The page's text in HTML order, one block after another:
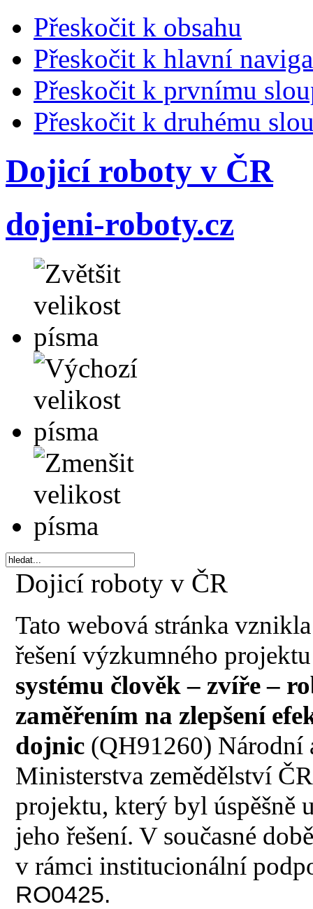
Přeskočit k obsahu
Přeskočit k hlavní
Přeskočit k prvnímu
Přeskočit k druhému
Dojicí roboty v ČR
dojeni-roboty.cz
Dojicí roboty v ČR
Tato webová stránka
řešení výzkumného
systému člověk – zvíře –
zaměřením na zlepšení
dojnic (QH91260) Národní
Ministerstva zemědělství
projektu, který byl úspěšně
jeho řešení. V současné
v rámci institucionální
RO0425.